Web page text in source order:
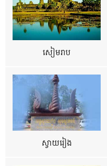
សៀមរាប
ស្វាយរៀង